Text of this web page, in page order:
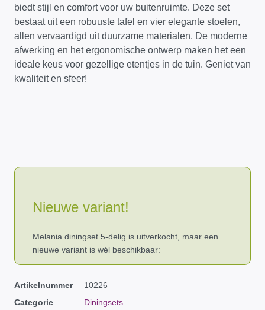
biedt stijl en comfort voor uw buitenruimte. Deze set
bestaat uit een robuuste tafel en vier elegante stoelen,
allen vervaardigd uit duurzame materialen. De moderne
afwerking en het ergonomische ontwerp maken het een
ideale keus voor gezellige etentjes in de tuin. Geniet van
kwaliteit en sfeer!
Nieuwe variant!
Melania diningset 5-delig is uitverkocht, maar een
nieuwe variant is wél beschikbaar:
Artikelnummer
10226
Categorie
Diningsets